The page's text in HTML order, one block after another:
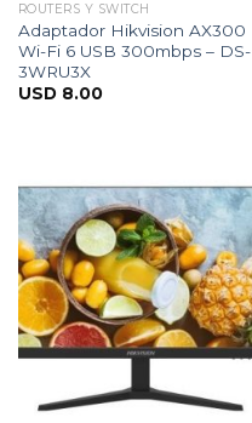
ROUTERS Y SWITCH
Adaptador Hikvision AX300
Wi-Fi 6 USB 300mbps – DS-
3WRU3X
USD 8.00